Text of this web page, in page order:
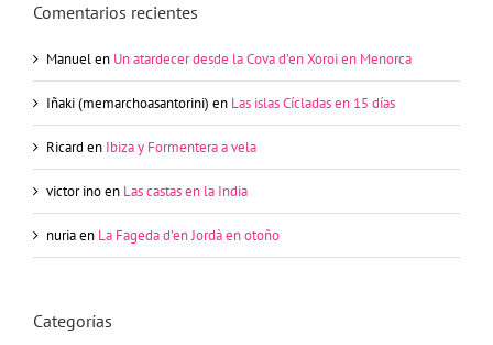
Comentarios recientes
Manuelen Un atardecer desde la Cova d’en Xoroi en Menorca
Iñaki (memarchoasantorini) en Las islas Cícladas en 15 días
Ricard en Ibiza y Formentera a vela
victor inoen Las castas en la India
nuriaen La Fageda d’en Jordà en otoño
Categorías